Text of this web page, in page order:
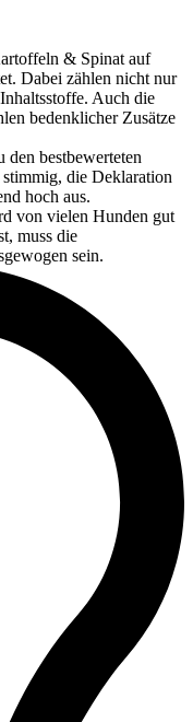
& Spinat auf
Dabei zählen nicht nur
Auch die
bedenklicher Zusätze
den bestbewerteten
die Deklaration
hoch aus.
von vielen Hunden gut
muss die
sein.